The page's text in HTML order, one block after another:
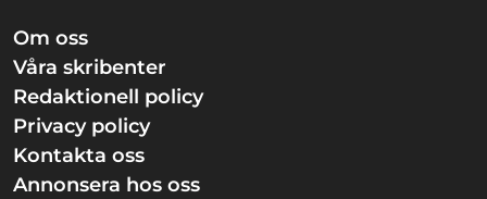
Om oss
Våra skribenter
Redaktionell policy
Privacy policy
Kontakta oss
Annonsera hos oss